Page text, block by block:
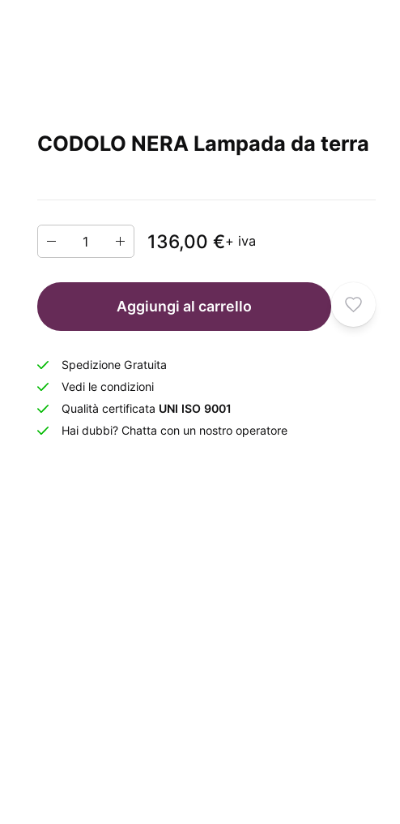
CODOLO NERA Lampada da terra
136,00 €+ iva
Aggiungi al carrello
Spedizione Gratuita
Vedi le condizioni
Qualità certificata UNI ISO 9001
Hai dubbi? Chatta con un nostro operatore